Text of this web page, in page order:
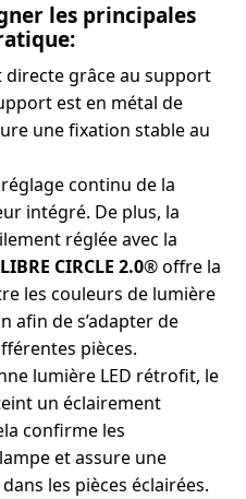
les principales
directe grâce au support
est en métal de
une fixation stable au
continu de la
intégré. De plus, la
réglée avec la
LIBRE CIRCLE 2.0® offre la
les couleurs de lumière
afin de s’adapter de
pièces.
lumière LED rétrofit, le
un éclairement
confirme les
et assure une
les pièces éclairées.